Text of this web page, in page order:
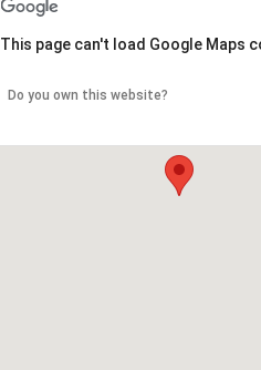
This page can't load Google Maps
Do you own this website?